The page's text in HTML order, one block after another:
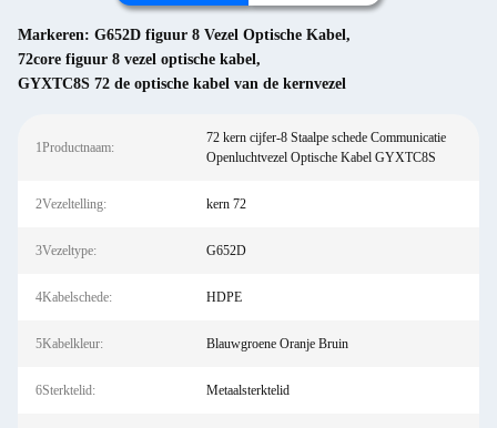
Markeren: G652D figuur 8 Vezel Optische Kabel,
72core figuur 8 vezel optische kabel,
GYXTC8S 72 de optische kabel van de kernvezel
1Productnaam:
72 kern cijfer-8 Staalpe schede Communicatie
Openluchtvezel Optische Kabel GYXTC8S
2Vezeltelling: kern 72
3Vezeltype: G652D
4Kabelschede: HDPE
5Kabelkleur: Blauwgroene Oranje Bruin
6Sterktelid: Metaalsterktelid